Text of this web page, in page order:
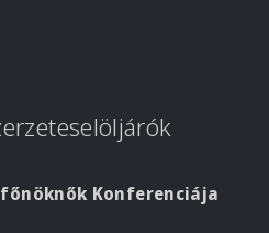
Konferenciája